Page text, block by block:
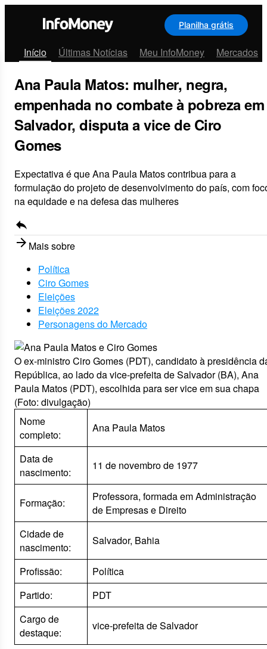
Planilha grátis
Início Últimas Notícias Meu InfoMoney Mercados
Ana Paula Matos: mulher, negra,
empenhada no combate à pobreza em
Salvador, disputa a vice de Ciro
Gomes
Expectativa é que Ana Paula Matos contribua para a
formulação do projeto de desenvolvimento do país, com
na equidade e na defesa das mulheres
reply
arrow_forward Mais sobre
Política
Ciro Gomes
Eleições
Eleições 2022
Personagens do Mercado
O ex-ministro Ciro Gomes (PDT), candidato à presidência
República, ao lado da vice-prefeita de Salvador (BA), Ana
Paula Matos (PDT), escolhida para ser vice em sua chapa
(Foto: divulgação)
Nome
completo:
Ana Paula Matos
Data de
nascimento:
11 de novembro de 1977
Formação:
Professora, formada em Administração
de Empresas e Direito
Cidade de
nascimento:
Salvador, Bahia
Profissão:
Política
Partido:
PDT
Cargo de
destaque:
vice-prefeita de Salvador